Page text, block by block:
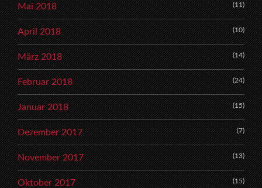
Mai 2018 (11)
April 2018 (10)
März 2018 (14)
Februar 2018 (24)
Januar 2018 (15)
Dezember 2017 (7)
November 2017 (13)
Oktober 2017 (15)